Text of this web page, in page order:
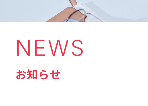
NEWS
お知らせ